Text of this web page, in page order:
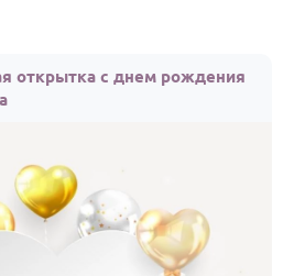
открытка с днем рождения